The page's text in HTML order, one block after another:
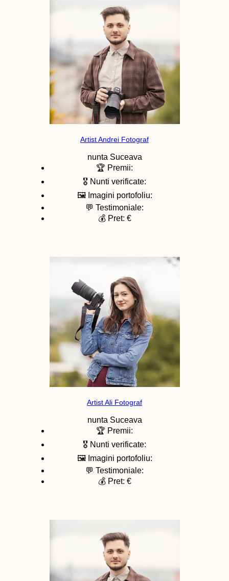
Artist Andrei Fotograf
nunta Suceava
🏆 Premii:
🎖️ Nunti verificate:
🖼️ Imagini portofoliu:
💬 Testimoniale:
💰 Pret: €
Artist Ali Fotograf
nunta Suceava
🏆 Premii:
🎖️ Nunti verificate:
🖼️ Imagini portofoliu:
💬 Testimoniale:
💰 Pret: €